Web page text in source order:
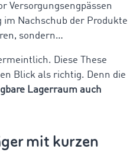
Versorgungsengpässen
im Nachschub der Produkte
sondern…
Diese These
Blick als richtig. Denn die
Lagerraum auch
mit kurzen